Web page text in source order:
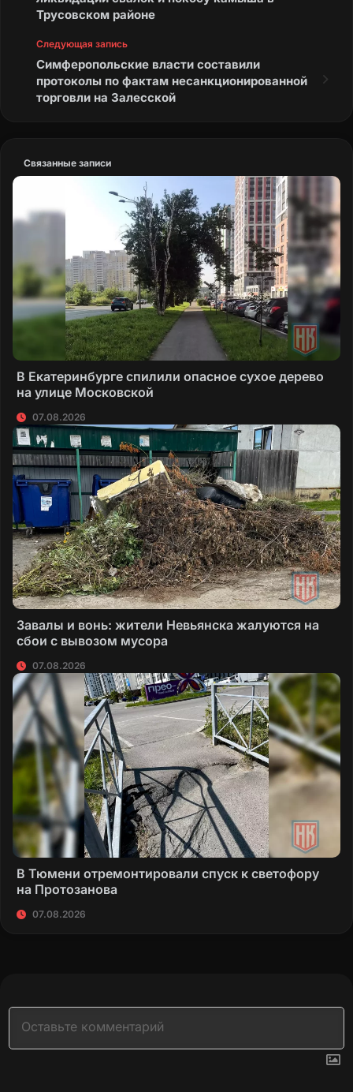
Трусовском районе
Следующая запись
Симферопольские власти составили
протоколы по фактам несанкционированной
торговли на Залесской
Связанные записи
В Екатеринбурге спилили опасное сухое дерево
на улице Московской
07.08.2026
Завалы и вонь: жители Невьянска жалуются на
сбои с вывозом мусора
07.08.2026
В Тюмени отремонтировали спуск к светофору
на Протозанова
07.08.2026